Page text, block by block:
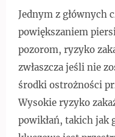
Jednym z głównych
powiększaniem
pozorom, ryzyko
zwłaszcza jeśli nie
środki ostrożności
Wysokie ryzyko
powikłań, takich jak